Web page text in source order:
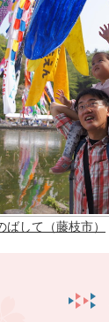
ばして（藤枝市）